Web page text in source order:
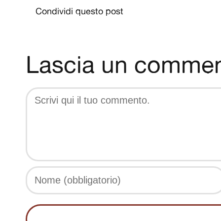
Condividi questo post
Lascia un
Comment